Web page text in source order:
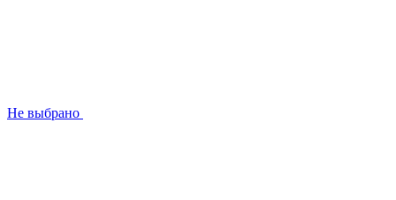
Не выбрано